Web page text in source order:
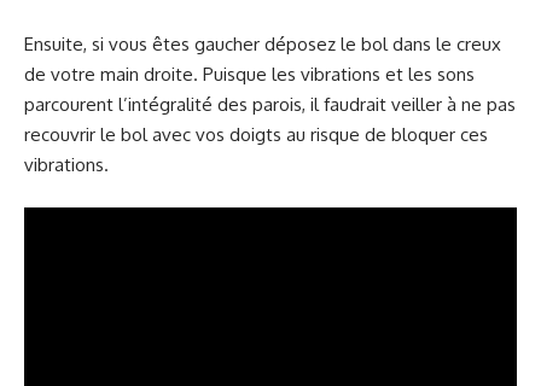
Ensuite, si vous êtes gaucher déposez le bol dans le creux
de votre main droite. Puisque les vibrations et les sons
parcourent l’intégralité des parois, il faudrait veiller à ne pas
recouvrir le bol avec vos doigts au risque de bloquer ces
vibrations.